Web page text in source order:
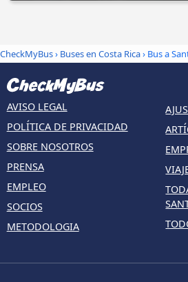
CheckMyBus› Buses en Costa Rica› Bus a
AVISO LEGAL
POLÍTICA DE PRIVACIDAD
SOBRE NOSOTROS
PRENSA
EMPLEO
SOCIOS
METODOLOGIA